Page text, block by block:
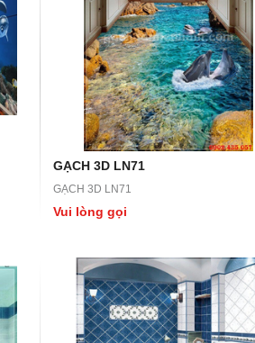
GẠCH 3D LN43
GẠCH 3D LN43
Vui lòng gọi
GẠCH 3D LN71
GẠCH 3D LN71
Vui lòng gọi